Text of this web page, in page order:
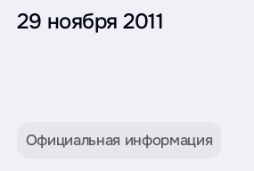
29 ноября 2011
Официальная информация